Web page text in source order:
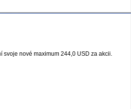
nové maximum 244,0 USD za akcii.